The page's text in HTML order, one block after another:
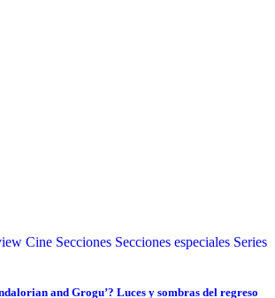
Cine Secciones Secciones especiales Series
and Grogu’? Luces y sombras del regreso